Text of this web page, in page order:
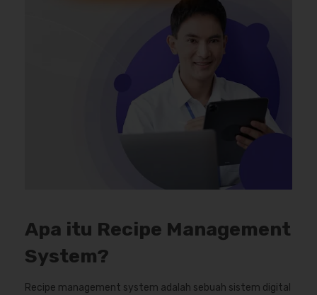
Apa itu Recipe Management
System?
Recipe management system adalah sebuah sistem digital